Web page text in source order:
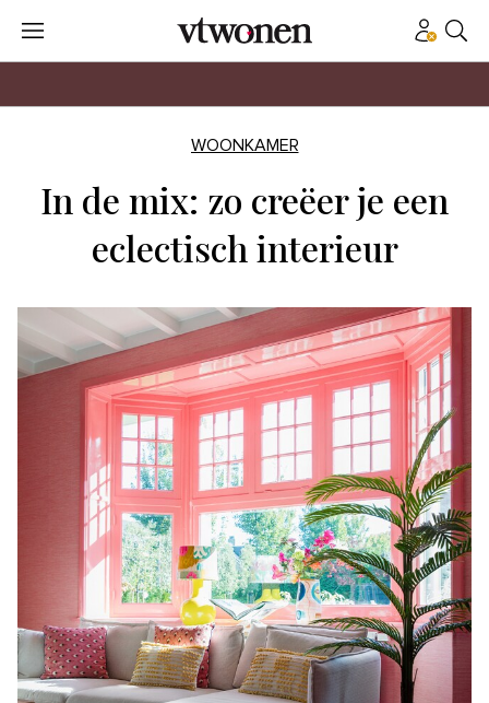
WOONKAMER
In de mix: zo creëer je een
eclectisch interieur